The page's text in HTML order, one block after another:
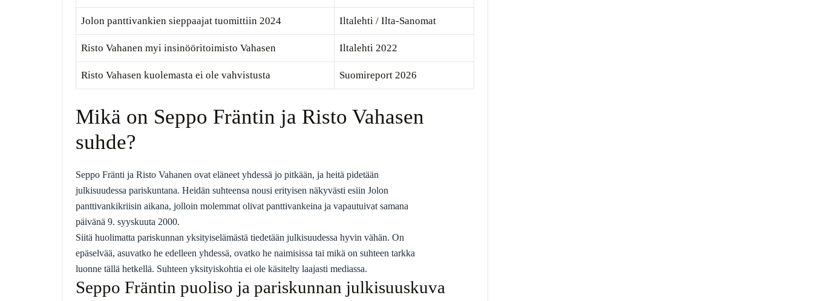
Jolon panttivankien sieppaajat tuomittiin 2024 Iltalehti / Ilta-Sanomat
Risto Vahanen myi insinööritoimisto Vahasen Iltalehti 2022
Risto Vahasen kuolemasta ei ole vahvistusta Suomireport 2026
Mikä on Seppo Fräntin ja Risto Vahasen
suhde?
Seppo Fränti ja Risto Vahanen ovat eläneet yhdessä jo pitkään, ja heitä pidetään
julkisuudessa pariskuntana. Heidän suhteensa nousi erityisen näkyvästi esiin Jolon
panttivankikriisin aikana, jolloin molemmat olivat panttivankeina ja vapautuivat samana
päivänä 9. syyskuuta 2000.
Siitä huolimatta pariskunnan yksityiselämästä tiedetään julkisuudessa hyvin vähän. On
epäselvää, asuvatko he edelleen yhdessä, ovatko he naimisissa tai mikä on suhteen tarkka
luonne tällä hetkellä. Suhteen yksityiskohtia ei ole käsitelty laajasti mediassa.
Seppo Fräntin puoliso ja pariskunnan julkisuuskuva